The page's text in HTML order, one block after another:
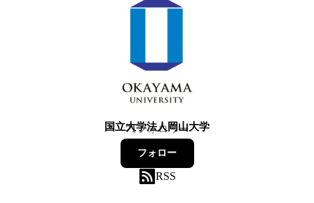
国立大学法人岡山大学
71フォロワー
フォロー
RSS